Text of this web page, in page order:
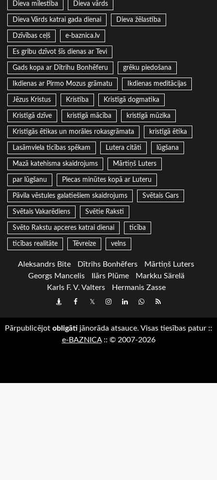
Dieva mīlestība Dieva vārds
Dieva Vārds katrai gada dienai Dieva žēlastība
Dzīvības ceļš e-baznica.lv
Es gribu dzīvot šīs dienas ar Tevi
Gads kopa ar Dītrihu Bonhēferu grēku piedošana
Ikdienas ar Pirmo Mozus grāmatu Ikdienas meditācijas
Jēzus Kristus Kristība Kristīgā dogmatika
Kristīgā dzīve kristīgā mācība kristīgā mūzika
Kristīgās ētikas un morāles rokasgrāmata kristīgā ētika
Lasāmviela ticības spēkam Lutera citāti lūgšana
Mazā katehisma skaidrojums Mārtiņš Luters
par lūgšanu Piecas minūtes kopā ar Luteru
Pāvila vēstules galatiešiem skaidrojums Svētais Gars
Svētais Vakarēdiens Svētie Raksti
Svēto Rakstu apceres katrai dienai ticība
ticības realitāte Tēvreize velns
Aleksandrs Bite Dītrihs Bonhēfers
Mārtiņš Luters
Georgs Mancelis
Ilārs Plūme
Markku Särelä
Karls F. V. Valters
Hermanis Zasse
DraugiemFacebook
TwitterInstagram
LinkedInwhatsapp
RSS
Pārpublicējot obligāti jānorāda atsauce. Visas tiesības patur ::
e-BAZNICA:: © 2007-2026